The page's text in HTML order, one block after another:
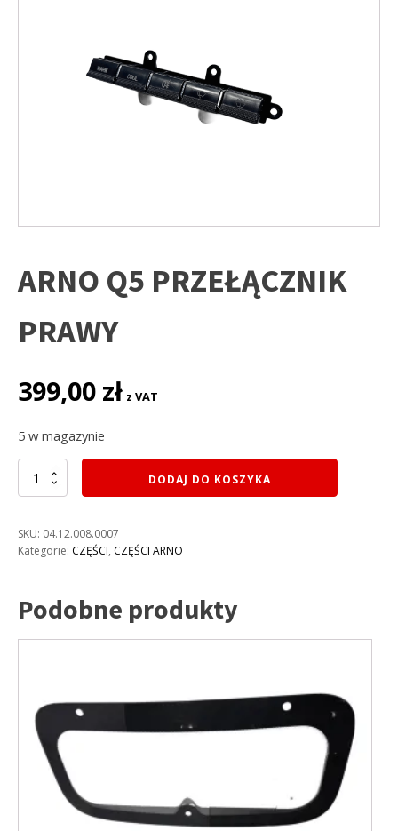
ARNO Q5 PRZEŁĄCZNIK
PRAWY
399,00 zł z VAT
5 w magazynie
ilość
ARNO
PRAWY
DODAJ DO KOSZYKA
SKU: 04.12.008.0007
Kategorie: CZĘŚCI, CZĘŚCI ARNO
Podobne produkty